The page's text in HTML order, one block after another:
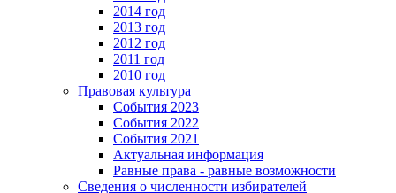
2014 год
2013 год
2012 год
2011 год
2010 год
Правовая культура
События 2023
События 2022
События 2021
Актуальная информация
Равные права - равные возможности
Сведения о численности избирателей